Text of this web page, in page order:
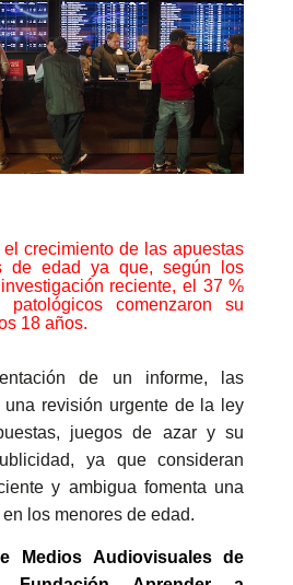
crecimiento de las apuestas
de edad ya que, según los
reciente, el 37 %
comenzaron su
18 años.
de un informe, las
una revisión urgente de la ley
juegos de azar y su
ya que consideran
y ambigua fomenta una
los menores de edad.
Medios Audiovisuales de